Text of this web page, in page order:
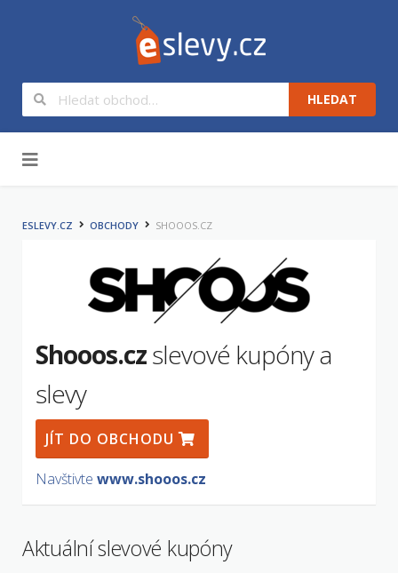
HLEDAT
ESLEVY.CZ OBCHODY SHOOOS.CZ
Shooos.czslevové kupóny a
slevy
JÍT DO OBCHODU
Navštivte www.shooos.cz
Aktuální slevové kupóny